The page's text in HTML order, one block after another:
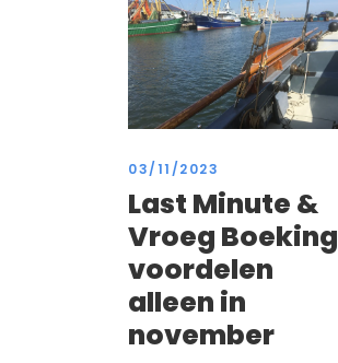
03/11/2023
Last Minute &
Vroeg Boeking
voordelen
alleen in
november